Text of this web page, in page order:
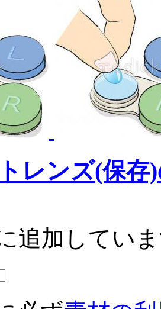
レンズ(保存
追加してい